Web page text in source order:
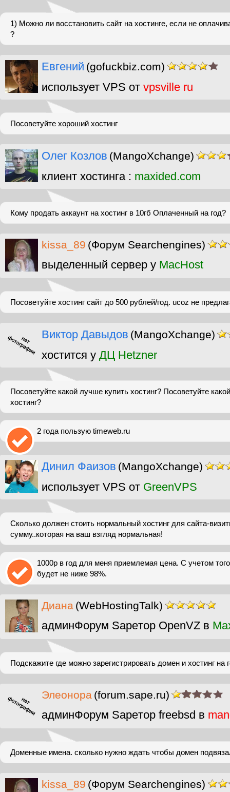
1) Можно ли восстановить сайт на хостинге, если не
?
Евгений (gofuckbiz.com)
использует VPS от vpsville ru
Посоветуйте хороший хостинг
Олег Козлов (MangoXchange)
клиент хостинга : maxided.com
Кому продать аккаунт на хостинг в 10гб Оплаченный на год?
kissa_89 (Форум Searchengines)
выделенный сервер у MacHost
Посоветуйте хостинг сайт до 500 рублей/год. ucoz не
Виктор Давыдов (MangoXchange)
хостится у ДЦ Hetzner
Посоветуйте какой лучше купить хостинг? Посоветуйте
хостинг?
2 года пользую timeweb.ru
Динил Фаизов (MangoXchange)
использует VPS от GreenVPS
Сколько должен стоить нормальный хостинг для сайта-
сумму..которая на ваш взгляд нормальная!
1000р в год для меня приемлемая цена. С учетом
будет не ниже 98%.
Диана (WebHostingTalk)
админФорум Sapeтор OpenVZ в
Подскажите где можно зарегистрировать домен и хостинг на
Элеонора (forum.sape.ru)
админФорум Sapeтор freebsd в
Доменные имена. сколько нужно ждать чтобы домен
kissa_89 (Форум Searchengines)